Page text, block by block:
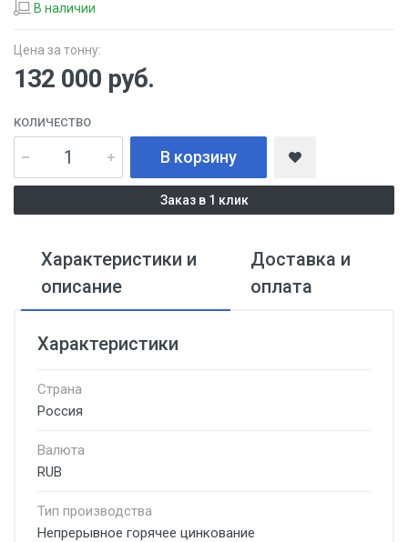
В наличии
Цена за тонну:
132 000 руб.
КОЛИЧЕСТВО
В корзину
Заказ в 1 клик
Характеристики и
описание
Доставка и
оплата
Характеристики
Страна
Россия
Валюта
RUB
Тип производства
Непрерывное горячее цинкование